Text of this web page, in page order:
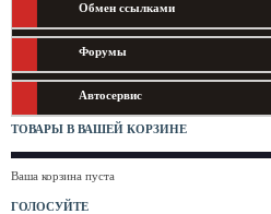
Обмен ссылками
Форумы
Автосервис
ТОВАРЫ В ВАШЕЙ КОРЗИНЕ
Ваша корзина пуста
ГОЛОСУЙТЕ